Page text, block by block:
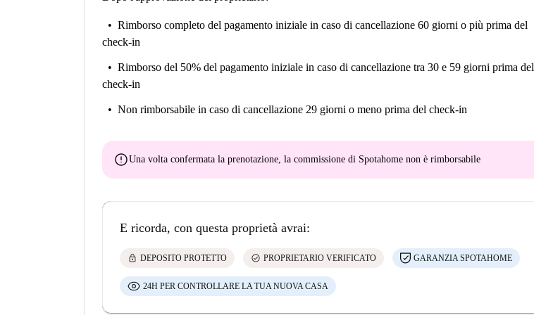
Rimborso completo del pagamento iniziale in caso di cancellazione 60 giorni o più prima del
check-in
Rimborso del 50% del pagamento iniziale in caso di cancellazione tra 30 e 59 giorni prima del
check-in
Non rimborsabile in caso di cancellazione 29 giorni o meno prima del check-in
errorUna volta confermata la prenotazione, la commissione di Spotahome non è rimborsabile
E ricorda, con questa proprietà avrai:
lock DEPOSITO PROTETTO check_circle PROPRIETARIO VERIFICATO GARANZIA SPOTAHOME
24H PER CONTROLLARE LA TUA NUOVA CASA